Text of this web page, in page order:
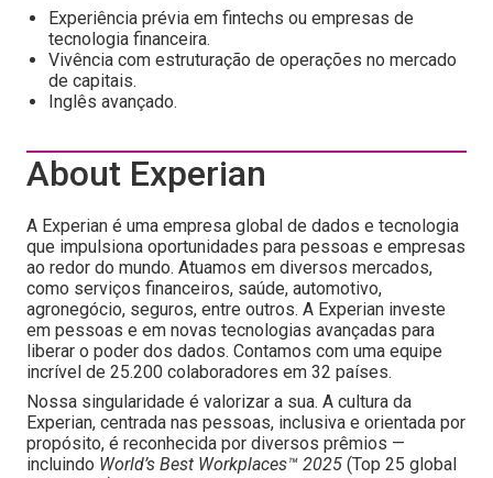
Experiência prévia em fintechs ou empresas de
tecnologia financeira.
Vivência com estruturação de operações no mercado
de capitais.
Inglês avançado.
About Experian
A Experian é uma empresa global de dados e tecnologia
que impulsiona oportunidades para pessoas e empresas
ao redor do mundo. Atuamos em diversos mercados,
como serviços financeiros, saúde, automotivo,
agronegócio, seguros, entre outros. A Experian investe
em pessoas e em novas tecnologias avançadas para
liberar o poder dos dados. Contamos com uma equipe
incrível de 25.200 colaboradores em 32 países.
Nossa singularidade é valorizar a sua. A cultura da
Experian, centrada nas pessoas, inclusiva e orientada por
propósito, é reconhecida por diversos prêmios —
incluindo World’s Best Workplaces™ 2025 (Top 25 global